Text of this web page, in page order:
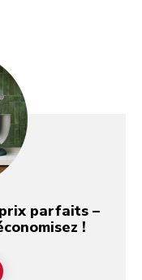
parfaits –
!